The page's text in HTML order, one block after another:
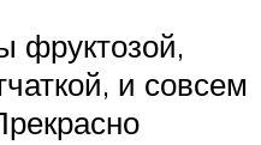
фруктозой,
и совсем